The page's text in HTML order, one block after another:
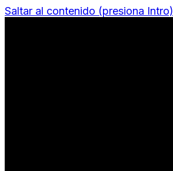
Saltar al contenido (presiona Intro)